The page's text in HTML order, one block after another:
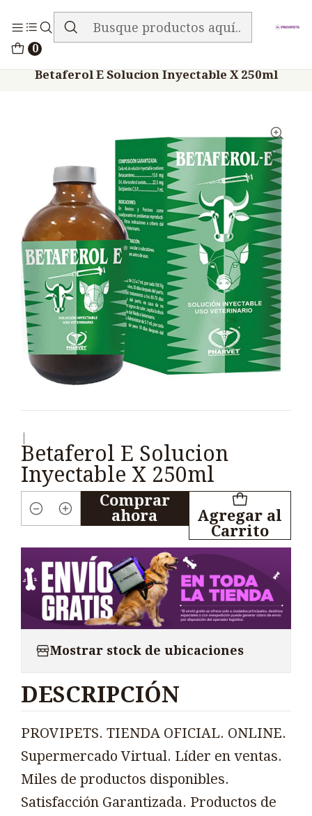
0
ENVIO GRATIS EN TODA LA TIENDA
Betaferol E Solucion Inyectable X 250ml
Betaferol E Solucion
Inyectable X 250ml
Cantidad
Agregar al
Carrito
Comprar
ahora
Mostrar stock de ubicaciones
DESCRIPCIÓN
PROVIPETS. TIENDA OFICIAL. ONLINE.
Supermercado Virtual. Líder en ventas.
Miles de productos disponibles.
Satisfacción Garantizada. Productos de